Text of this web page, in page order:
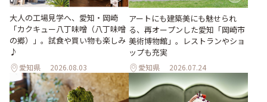
大人の工場見学へ、愛知・岡崎
「カクキュー八丁味噌（八丁味噌
の郷）」。試食や買い物も楽しみ
♪
愛知県 2026.08.03
アートにも建築美にも魅せられ
る、再オープンした愛知「岡崎市
美術博物館」。レストランやショ
ップも充実
愛知県 2026.07.24